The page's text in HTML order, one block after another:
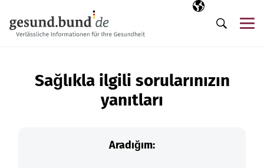
Seçili dil
TR
Arama
Sağlıkla ilgili sorularınızın
yanıtları
Aradığım: